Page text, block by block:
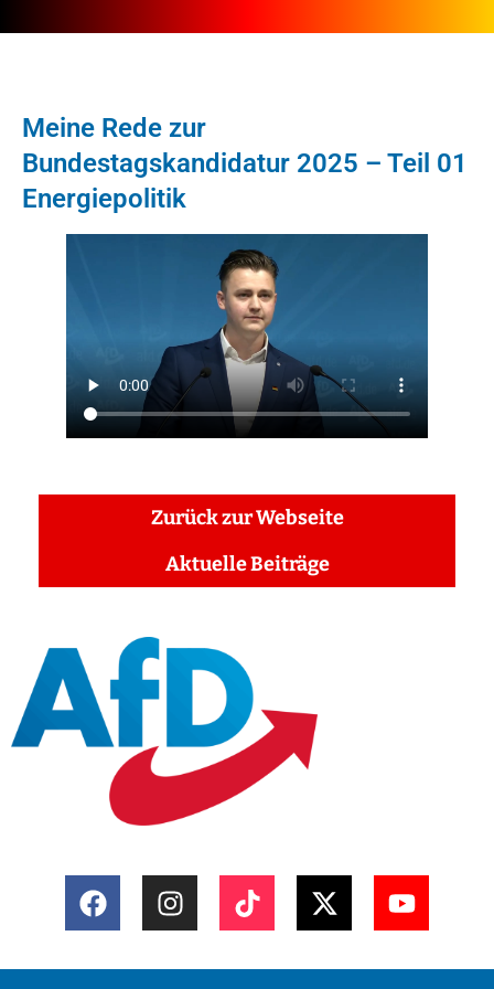
Meine Rede zur
Bundestagskandidatur 2025 – Teil 01
Energiepolitik
Zurück zur Webseite
Aktuelle Beiträge